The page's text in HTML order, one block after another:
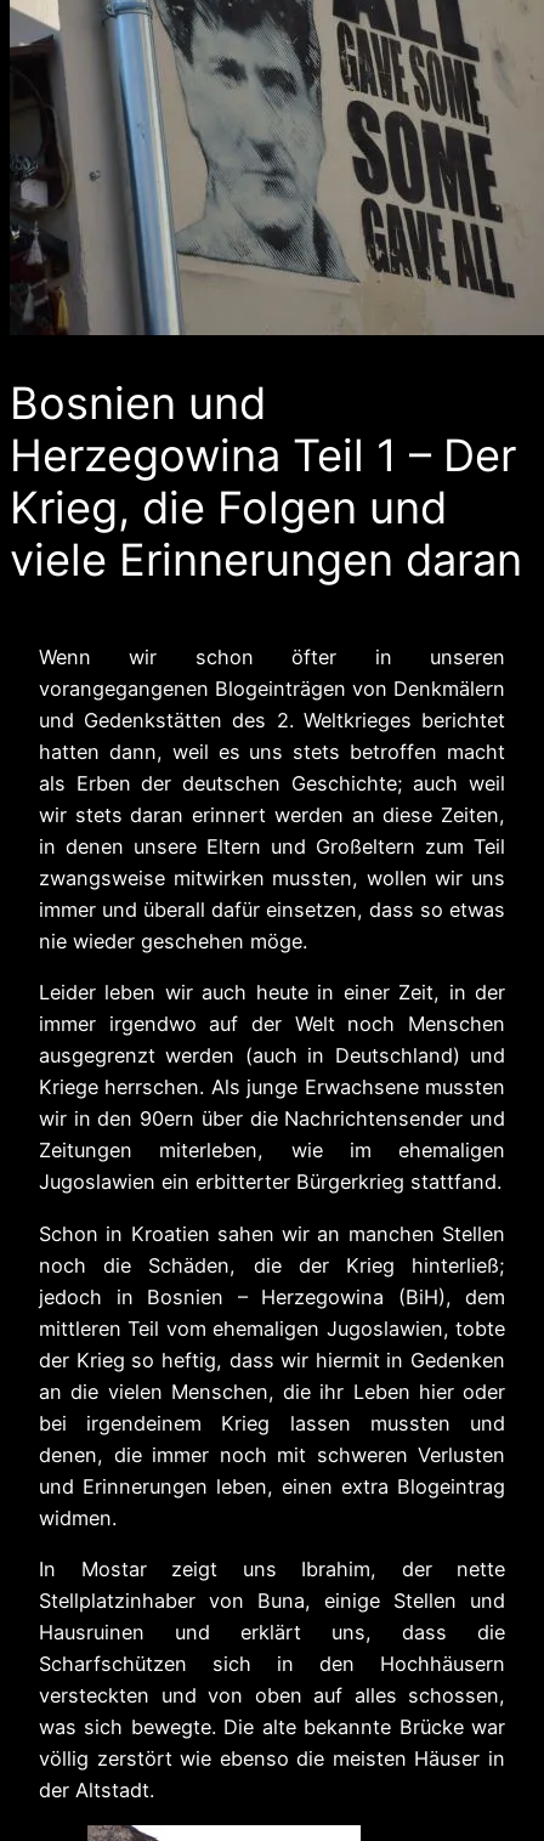
Bosnien und
Herzegowina Teil 1 – Der
Krieg, die Folgen und
viele Erinnerungen daran
Wenn wir schon öfter in unseren
vorangegangenen Blogeinträgen von Denkmälern
und Gedenkstätten des 2. Weltkrieges berichtet
hatten dann, weil es uns stets betroffen macht
als Erben der deutschen Geschichte; auch weil
wir stets daran erinnert werden an diese Zeiten,
in denen unsere Eltern und Großeltern zum Teil
zwangsweise mitwirken mussten, wollen wir uns
immer und überall dafür einsetzen, dass so etwas
nie wieder geschehen möge.
Leider leben wir auch heute in einer Zeit, in der
immer irgendwo auf der Welt noch Menschen
ausgegrenzt werden (auch in Deutschland) und
Kriege herrschen. Als junge Erwachsene mussten
wir in den 90ern über die Nachrichtensender und
Zeitungen miterleben, wie im ehemaligen
Jugoslawien ein erbitterter Bürgerkrieg stattfand.
Schon in Kroatien sahen wir an manchen Stellen
noch die Schäden, die der Krieg hinterließ;
jedoch in Bosnien – Herzegowina (BiH), dem
mittleren Teil vom ehemaligen Jugoslawien, tobte
der Krieg so heftig, dass wir hiermit in Gedenken
an die vielen Menschen, die ihr Leben hier oder
bei irgendeinem Krieg lassen mussten und
denen, die immer noch mit schweren Verlusten
und Erinnerungen leben, einen extra Blogeintrag
widmen.
In Mostar zeigt uns Ibrahim, der nette
Stellplatzinhaber von Buna, einige Stellen und
Hausruinen und erklärt uns, dass die
Scharfschützen sich in den Hochhäusern
versteckten und von oben auf alles schossen,
was sich bewegte. Die alte bekannte Brücke war
völlig zerstört wie ebenso die meisten Häuser in
der Altstadt.